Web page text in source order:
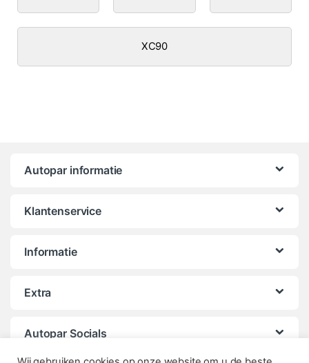
XC90
Autopar informatie
Klantenservice
Informatie
Extra
Autopar Socials